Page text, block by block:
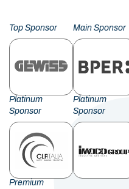
Top Sponsor Main Sponsor
Platinum
Sponsor
Platinum
Sponsor
Premium